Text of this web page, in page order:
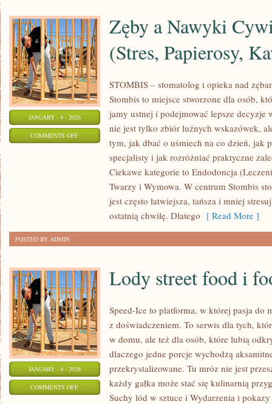
JANUARY - 4 - 2026
COMMENTS OFFON
Zęby a Nawyki
(Stres, Papierosy,
STOMBIS – stomatolog i opieka nad
Stombis to miejsce stworzone dla osób,
jamy ustnej i podejmować lepsze decyzje
nie jest tylko zbiór luźnych wskazówek,
tym, jak dbać o uśmiech na co dzień, jak
specjalisty i jak rozróżniać praktyczne
Ciekawe kategorie to Endodoncja
Twarzy i Wymowa. W centrum Stombis
jest często łatwiejsza, tańsza i mniej
ostatnią chwilę. Dlatego [ Read More ]
POSTED BY ADMIN
JANUARY - 4 - 2026
COMMENTS OFFON
Lody street food i
Speed-Ice to platforma, w której pasja do
z doświadczeniem. To serwis dla tych,
w domu, ale też dla osób, które lubią
dlaczego jedne porcje wychodzą
przekrystalizowane. Tu mróz nie jest
każdy gałka może stać się kulinarnią
Suchy lód w sztuce i Wydarzenia i